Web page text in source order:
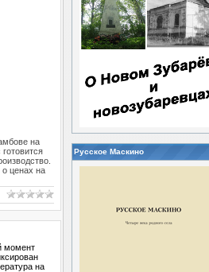
на
о ценах на
момент
на
Русское Маскино